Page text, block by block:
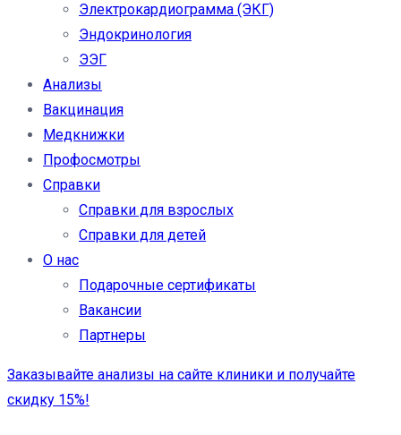
Электрокардиограмма (ЭКГ)
Эндокринология
ЭЭГ
Анализы
Вакцинация
Медкнижки
Профосмотры
Справки
Справки для взрослых
Справки для детей
О нас
Подарочные сертификаты
Вакансии
Партнеры
Заказывайте анализы на сайте клиники и получайте
скидку 15%!